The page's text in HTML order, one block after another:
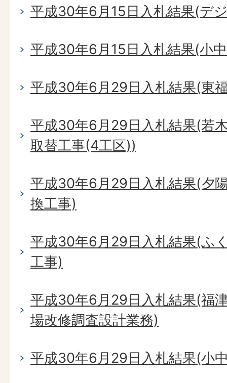
平成30年6月15日入札結果(デ
平成30年6月15日入札結果(小
平成30年6月29日入札結果(東
平成30年6月29日入札結果(若
取替工事(4工区))
平成30年6月29日入札結果(夕
換工事)
平成30年6月29日入札結果(ふ
工事)
平成30年6月29日入札結果(福
場改修調査設計業務)
平成30年6月29日入札結果(小